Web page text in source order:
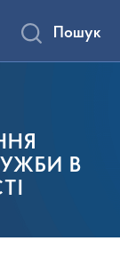
В
Пошук